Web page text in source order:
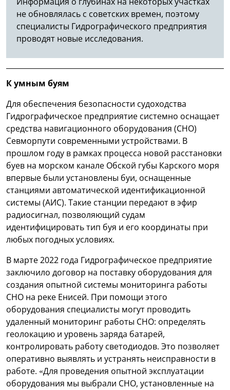
не обновлялась с советских времен, поэтому
специалисты Гидрографического предприятия
проводят новые исследования.
К умным буям
Для обеспечения безопасности судоходства
Гидрографическое предприятие системно оснащает
средства навигационного оборудования (СНО)
Севморпути современными устройствами. В
прошлом году в рамках процесса новой расстановки
буев на морском канале Обской губы Карского моря
впервые были установлены буи, оснащенные
станциями автоматической идентификационной
системы (АИС). Такие станции передают в эфир
радиосигнал, позволяющий судам
идентифицировать тип буя и его координаты при
любых погодных условиях.
В марте 2022 года Гидрографическое предприятие
заключило договор на поставку оборудования для
создания опытной системы мониторинга работы
СНО на реке Енисей. При помощи этого
оборудования специалисты могут проводить
удаленный мониторинг работы СНО: определять
геолокацию и уровень заряда батарей,
контролировать работу светодиодов. Это позволяет
оперативно выявлять и устранять неисправности в
работе. «Для проведения опытной эксплуатации
оборудования мы выбрали СНО, установленные на